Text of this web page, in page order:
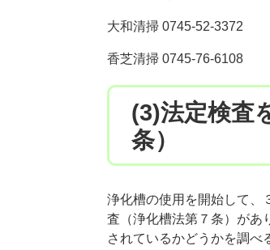
大和清掃 0745-52-3372
香芝清掃 0745-76-6108
(3)法定検査
条）
浄化槽の使用を開始して、
査（浄化槽法第７条）があ
されているかどうかを調べ